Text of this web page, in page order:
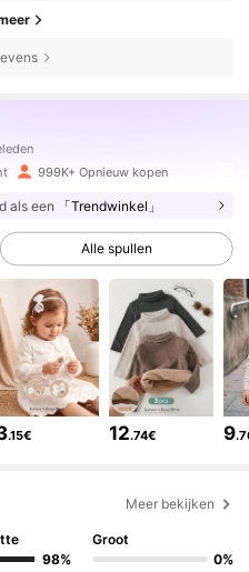
999K+ Opnieuw kopen
als een 「Trendwinkel」
Alle spullen
.15€ 12.74€ 9
Meer bekijken
98%
Groot
0%